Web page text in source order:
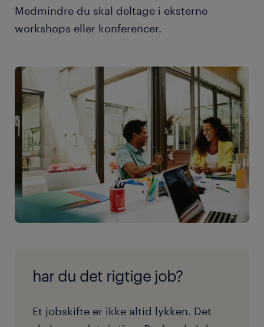
Medmindre du skal deltage i eksterne
workshops eller konferencer.
har du det rigtige job?
Et jobskifte er ikke altid lykken. Det